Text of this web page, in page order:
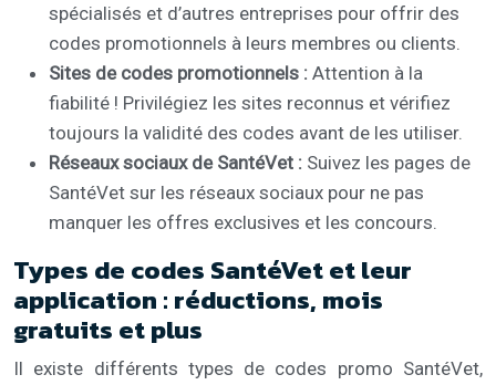
spécialisés et d’autres entreprises pour offrir des
codes promotionnels à leurs membres ou clients.
Sites de codes promotionnels : Attention à la
fiabilité ! Privilégiez les sites reconnus et vérifiez
toujours la validité des codes avant de les utiliser.
Réseaux sociaux de SantéVet : Suivez les pages de
SantéVet sur les réseaux sociaux pour ne pas
manquer les offres exclusives et les concours.
Types de codes SantéVet et leur
application : réductions, mois
gratuits et plus
Il existe différents types de codes promo SantéVet,